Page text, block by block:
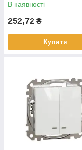
В наявності
252,72 ₴
Купити